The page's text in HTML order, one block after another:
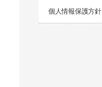
個人情報保護方針